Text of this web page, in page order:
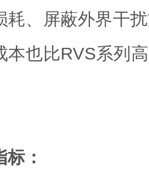
耗、屏蔽外界干
本也比RVS系列
：